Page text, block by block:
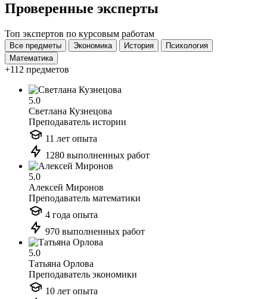
Проверенные эксперты
Топ экспертов по курсовым работам
Все предметы Экономика История
Психология
Математика
+112 предметов
5.0
Светлана Кузнецова
Преподаватель истории
11 лет опыта
1280 выполненных работ
5.0
Алексей Миронов
Преподаватель математики
4 года опыта
970 выполненных работ
5.0
Татьяна Орлова
Преподаватель экономики
10 лет опыта